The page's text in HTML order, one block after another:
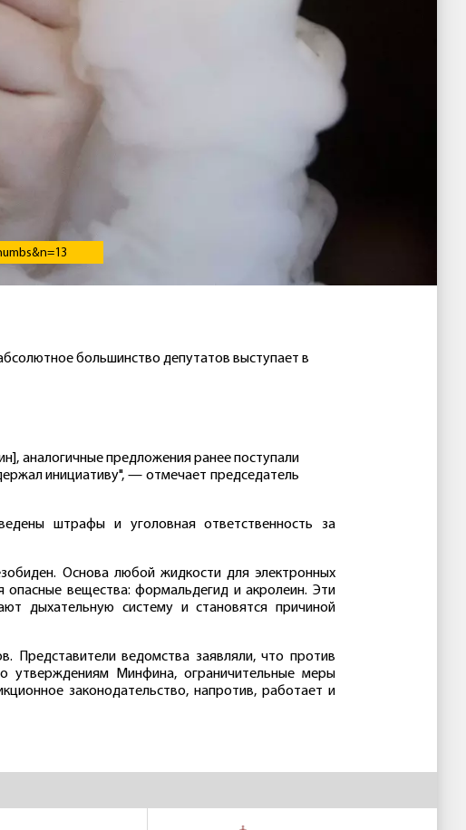
большинство депутатов выступает в
аналогичные предложения ранее поступали
инициативу", — отмечает председатель
штрафы и уголовная ответственность за
Основа любой жидкости для электронных
опасные вещества: формальдегид и акролеин. Эти
дыхательную систему и становятся причиной
Представители ведомства заявляли, что против
утверждениям Минфина, ограничительные меры
законодательство, напротив, работает и
ТОМСКАЯ
область
ВПШ им.
Ивана Ильина